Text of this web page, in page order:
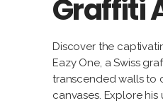
Graffiti
Discover the
Eazy One, a Swiss
transcended walls to
canvases. Explore his